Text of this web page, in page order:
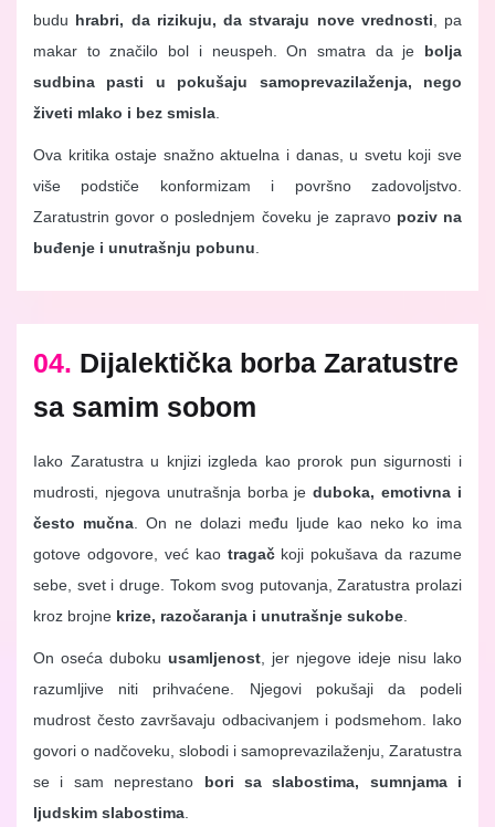
budu hrabri, da rizikuju, da stvaraju nove vrednosti, pa
makar to značilo bol i neuspeh. On smatra da je bolja
sudbina pasti u pokušaju samoprevazilaženja, nego
živeti mlako i bez smisla.
Ova kritika ostaje snažno aktuelna i danas, u svetu koji sve
više podstiče konformizam i površno zadovoljstvo.
Zaratustrin govor o poslednjem čoveku je zapravo poziv na
buđenje i unutrašnju pobunu.
04. Dijalektička borba Zaratustre
sa samim sobom
Iako Zaratustra u knjizi izgleda kao prorok pun sigurnosti i
mudrosti, njegova unutrašnja borba jeduboka, emotivna i
često mučna. On ne dolazi među ljude kao neko ko ima
gotove odgovore, već kao tragačkoji pokušava da razume
sebe, svet i druge. Tokom svog putovanja, Zaratustra prolazi
kroz brojne krize, razočaranja i unutrašnje sukobe.
On oseća duboku usamljenost, jer njegove ideje nisu lako
razumljive niti prihvaćene. Njegovi pokušaji da podeli
mudrost često završavaju odbacivanjem i podsmehom. Iako
govori o nadčoveku, slobodi i samoprevazilaženju, Zaratustra
se i sam neprestano bori sa slabostima, sumnjama i
ljudskim slabostima.